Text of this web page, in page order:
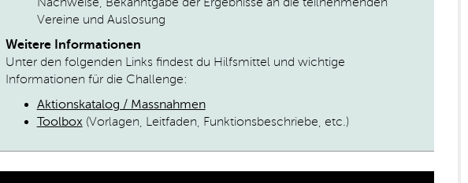
Vereine und Auslosung
Weitere Informationen
Unter den folgenden Links findest du Hilfsmittel und wichtige
Informationen für die Challenge:
Aktionskatalog / Massnahmen
Toolbox(Vorlagen, Leitfaden, Funktionsbeschriebe, etc.)